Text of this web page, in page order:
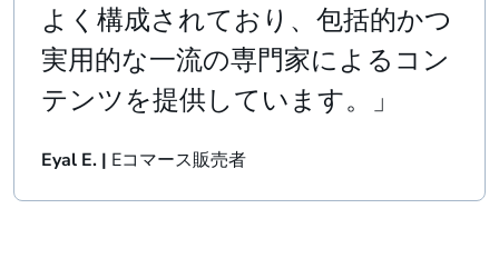
よく構成されており、包括的かつ
実用的な一流の専門家によるコン
テンツを提供しています。」
Eyal E. | Eコマース販売者